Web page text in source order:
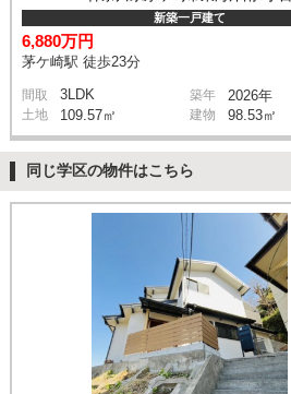
新築一戸建て
6,880万円
茅ケ崎駅 徒歩23分
間取 3LDK 築年 2026年
土地 109.57㎡ 建物 98.53㎡
同じ学区の物件はこちら